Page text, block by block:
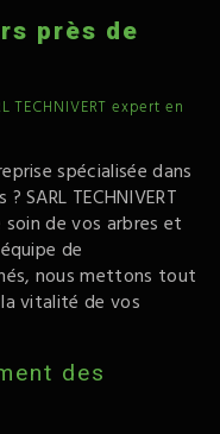
près de
expert en
spécialisée dans
SARL TECHNIVERT
de vos arbres et
de
nous mettons tout
vitalité de vos
des